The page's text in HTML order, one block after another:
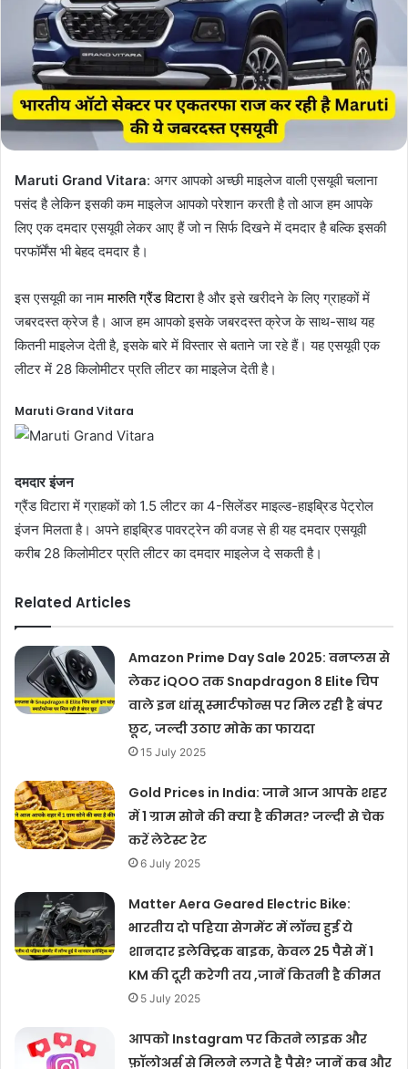
Maruti Grand Vitara: अगर आपको अच्छी माइलेज वाली एसयूवी चलाना
पसंद है लेकिन इसकी कम माइलेज आपको परेशान करती है तो आज हम आपके
लिए एक दमदार एसयूवी लेकर आए हैं जो न सिर्फ दिखने में दमदार है बल्कि इसकी
परफॉर्मेंस भी बेहद दमदार है।
इस एसयूवी का नाममारुति ग्रैंड विटाराहै और इसे खरीदने के लिए ग्राहकों में
जबरदस्त क्रेज है। आज हम आपको इसके जबरदस्त क्रेज के साथ-साथ यह
कितनी माइलेज देती है, इसके बारे में विस्तार से बताने जा रहे हैं। यह एसयूवी एक
लीटर में 28 किलोमीटर प्रति लीटर का माइलेज देती है।
Maruti Grand Vitara
दमदार इंजन
ग्रैंड विटारा में ग्राहकों को 1.5 लीटर का 4-सिलेंडर माइल्ड-हाइब्रिड पेट्रोल
इंजन मिलता है। अपने हाइब्रिड पावरट्रेन की वजह से ही यह दमदार एसयूवी
करीब 28 किलोमीटर प्रति लीटर का दमदार माइलेज दे सकती है।
Related Articles
Amazon Prime Day Sale 2025: वनप्लस से
लेकर iQOO तक Snapdragon 8 Elite चिप
वाले इन धांसू स्मार्टफोन्स पर मिल रही है बंपर
छूट, जल्दी उठाए मोके का फायदा
15 July 2025
Gold Prices in India: जाने आज आपके शहर
में 1 ग्राम सोने की क्या है कीमत? जल्दी से चेक
करें लेटेस्ट रेट
6 July 2025
Matter Aera Geared Electric Bike:
भारतीय दो पहिया सेगमेंट में लॉन्च हुई ये
शानदार इलेक्ट्रिक बाइक, केवल 25 पैसे में 1
KM की दूरी करेगी तय ,जानें कितनी है कीमत
5 July 2025
आपको Instagram पर कितने लाइक और
फ़ॉलोअर्स से मिलने लगते है पैसे? जानें कब और